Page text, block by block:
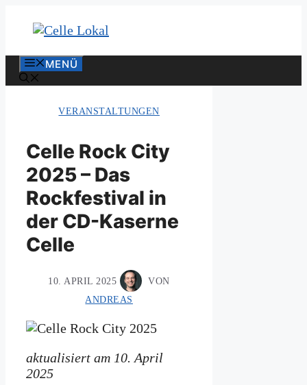
Inhalt
MENÜ
VERANSTALTUNGEN
Celle Rock City
2025 – Das
Rockfestival in
der CD-Kaserne
Celle
10. APRIL 2025
VON
ANDREAS
aktualisiert am 10. April
2025